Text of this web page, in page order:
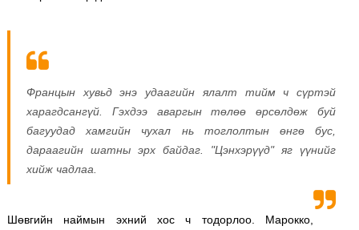
Францын хувьд энэ удаагийн ялалт тийм ч сүртэй
харагдсангүй. Гэхдээ аваргын төлөө өрсөлдөж буй
багуудад хамгийн чухал нь тоглолтын өнгө бус,
дараагийн шатны эрх байдаг. "Цэнхэрүүд" яг үүнийг
хийж чадлаа.
Шөвгийн наймын эхний хос ч тодорлоо. Марокко,